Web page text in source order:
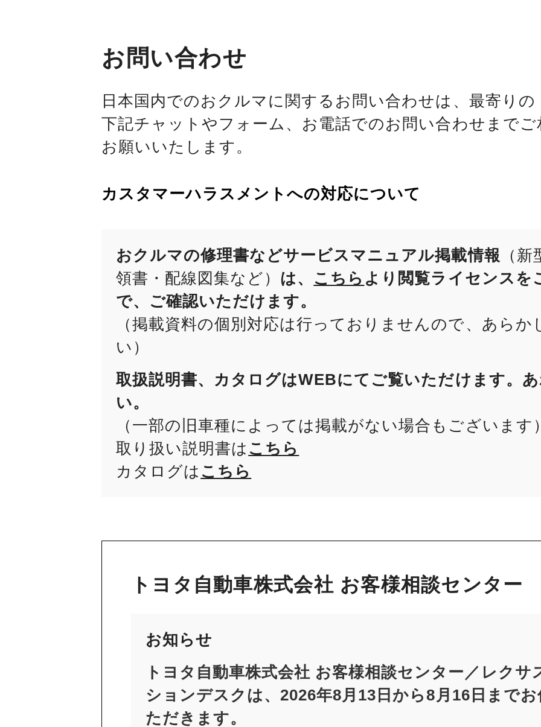
お問い合わせ
日本国内でのおクルマに関するお問い合わせは、最寄り
下記チャットやフォーム、お電話でのお問い合わせまで
お願いいたします。
カスタマーハラスメントへの対応について
おクルマの修理書などサービスマニュアル掲載情報 （
領書・配線図集など） は、 こちら より閲覧ライセンスを
で、ご確認いただけます。
（掲載資料の個別対応は行っておりませんので、あら
い）
取扱説明書、カタログはWEBにてご覧いただけます。
い。
（一部の旧車種によっては掲載がない場合もございます
取り扱い説明書は こちら
カタログは こちら
トヨタ自動車株式会社 お客様相談センター
お知らせ
トヨタ自動車株式会社 お客様相談センター／レクサ
ションデスクは、2026年8月13日から8月16日まで
ただきます。